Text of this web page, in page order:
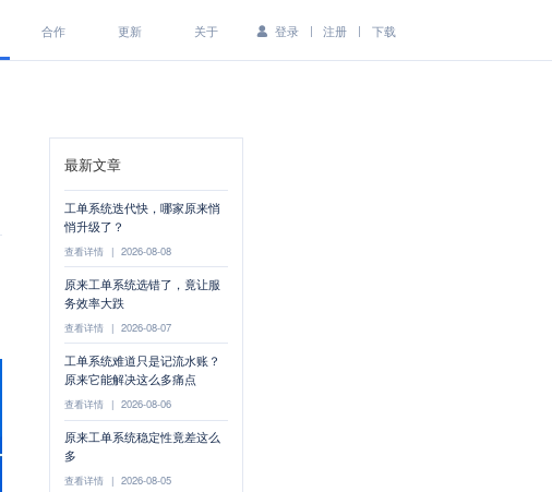
合作 更新 关于 登录 | 注册 | 下载
最新文章
工单系统迭代快，哪家原来悄
悄升级了？
查看详情 | 2026-08-08
原来工单系统选错了，竟让服
务效率大跌
查看详情 | 2026-08-07
工单系统难道只是记流水账？
原来它能解决这么多痛点
查看详情 | 2026-08-06
原来工单系统稳定性竟差这么
多
查看详情 | 2026-08-05